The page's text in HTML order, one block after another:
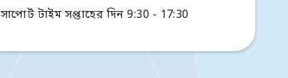
সাপোর্ট টাইম সপ্তাহের দিন 9:30 - 17:30